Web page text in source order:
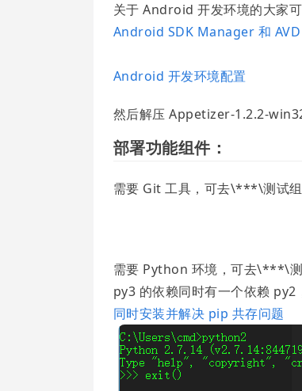
关于 Android 开发环境的大家
Android SDK Manager 和
Android 开发环境配置
然后解压 Appetizer-1.2.2-
部署功能组件：
需要 Git 工具，可去\***\测试
需要 Python 环境，可去\***\
py3 的依赖同时有一个依赖
同时安装并解决 pip 共存问题